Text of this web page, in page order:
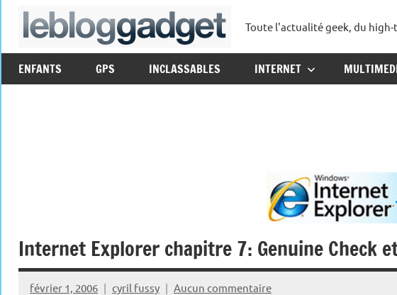
Aller
Toute l'actualité geek, du high-
ENFANTS GPS INCLASSABLES INTERNET
Internet Explorer chapitre 7: Genuine Check
février 1, 2006 cyril fussy Aucun commentaire